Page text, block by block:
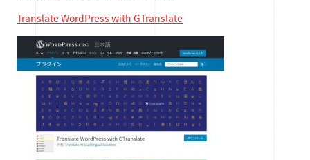
Translate WordPress with GTranslate